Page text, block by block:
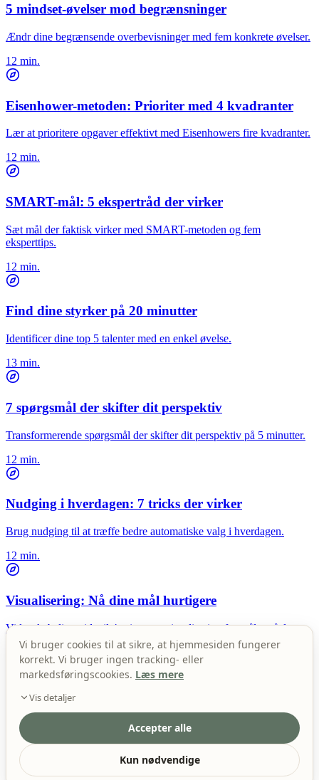
Vi bruger cookies til at sikre, at hjemmesiden fungerer
korrekt. Vi bruger ingen tracking- eller
markedsføringscookies. Læs mere
Vis detaljer
PHPSESSID Server-session
Dit cookie-valg
Accepter alle
Kun nødvendige
5 mindset-øvelser mod begrænsninger
Ændr dine begrænsende overbevisninger med fem konkrete øvelser.
12 min.
Eisenhower-metoden: Prioriter med 4 kvadranter
Lær at prioritere opgaver effektivt med Eisenhowers fire kvadranter.
12 min.
SMART-mål: 5 ekspertråd der virker
Sæt mål der faktisk virker med SMART-metoden og fem
eksperttips.
12 min.
Find dine styrker på 20 minutter
Identificer dine top 5 talenter med en enkel øvelse.
13 min.
7 spørgsmål der skifter dit perspektiv
Transformerende spørgsmål der skifter dit perspektiv på 5 minutter.
12 min.
Nudging i hverdagen: 7 tricks der virker
Brug nudging til at træffe bedre automatiske valg i hverdagen.
12 min.
Visualisering: Nå dine mål hurtigere
Videnskabelig guide til 4-minutters visualisering for målopnåelse.
12 min.
10 minutters daglig refleksion
Din genvej til personlig vækst med daglig refleksionspraksis.
12 min.